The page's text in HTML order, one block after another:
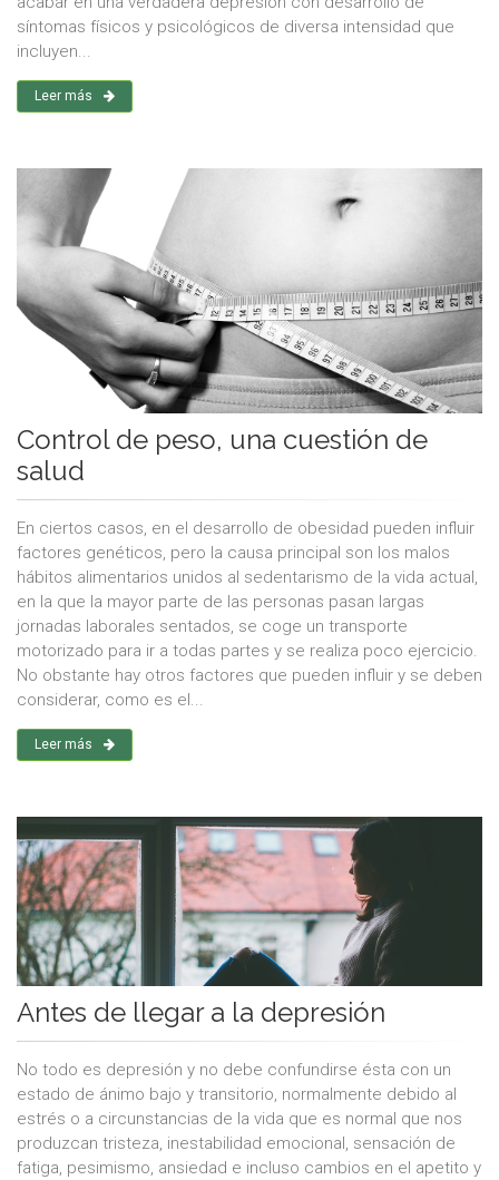
síntomas físicos y psicológicos de diversa intensidad que
incluyen...
Leer más
Control de peso, una cuestión de
salud
En ciertos casos, en el desarrollo de obesidad pueden influir
factores genéticos, pero la causa principal son los malos
hábitos alimentarios unidos al sedentarismo de la vida actual,
en la que la mayor parte de las personas pasan largas
jornadas laborales sentados, se coge un transporte
motorizado para ir a todas partes y se realiza poco ejercicio.
No obstante hay otros factores que pueden influir y se deben
considerar, como es el...
Leer más
Antes de llegar a la depresión
No todo es depresión y no debe confundirse ésta con un
estado de ánimo bajo y transitorio, normalmente debido al
estrés o a circunstancias de la vida que es normal que nos
produzcan tristeza, inestabilidad emocional, sensación de
fatiga, pesimismo, ansiedad e incluso cambios en el apetito y